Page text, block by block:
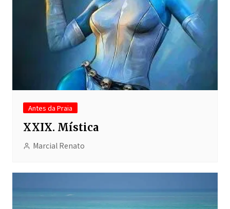
Antes da Praia
XXIX. Mística
Marcial Renato